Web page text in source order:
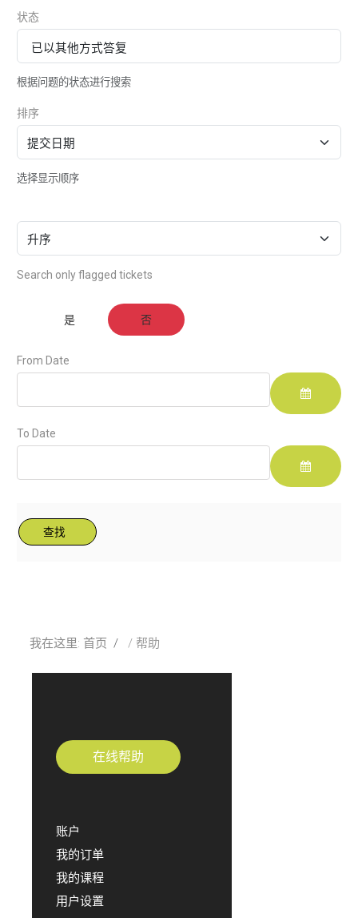
SampleSidebar Module
This is a sample module published to the
module class suffix. There is also a
sidebar_top position below the search.
状态
根据问题的状态进行搜索
排序
选择显示顺序
Search only flagged tickets
Search only flagged tickets
是 否
From Date
选择日期
To Date
选择日期
查找
我在这里: 首页 帮助
在线帮助
账户
我的订单
我的课程
用户设置